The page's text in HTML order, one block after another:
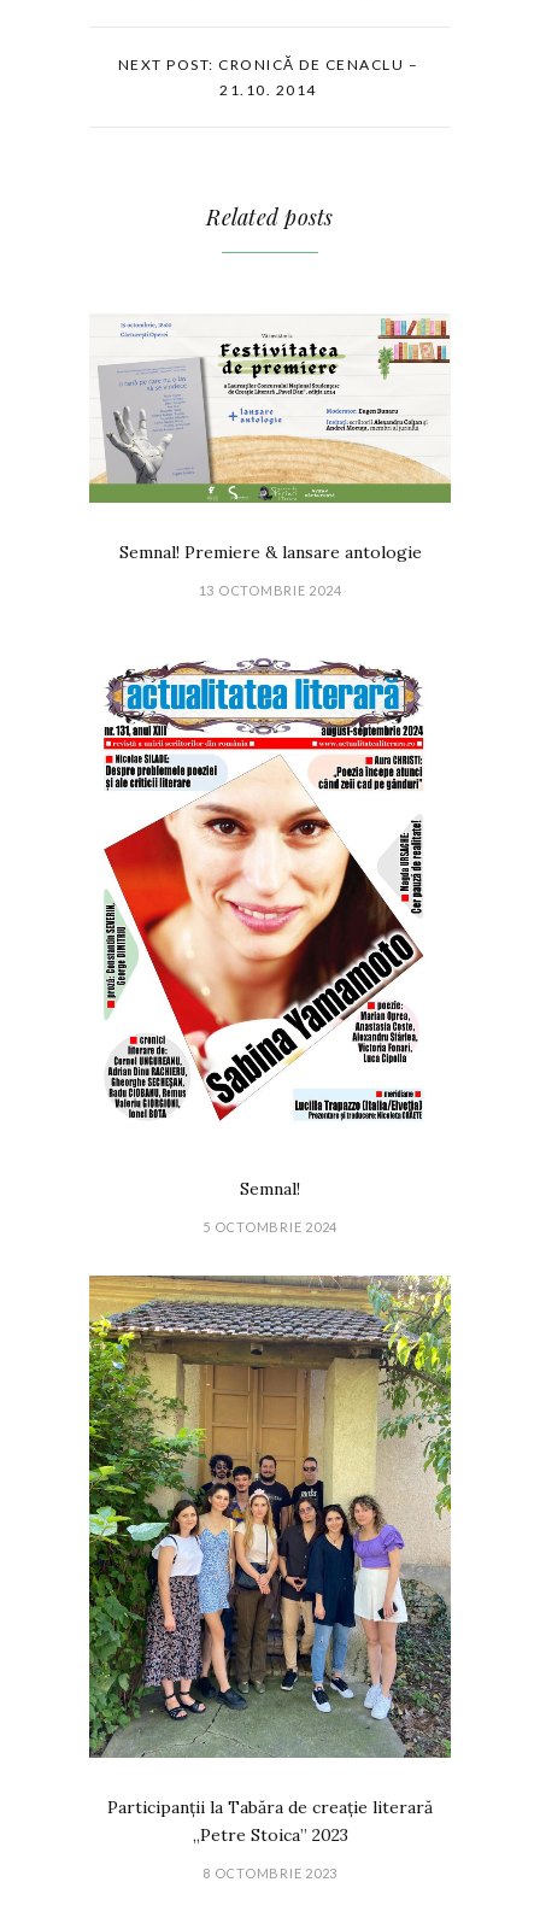
NEXT POST: CRONICĂ DE CENACLU –
21.10. 2014
Related posts
Semnal! Premiere & lansare antologie
13 OCTOMBRIE 2024
Semnal!
5 OCTOMBRIE 2024
Participanții la Tabăra de creație literară
„Petre Stoica” 2023
8 OCTOMBRIE 2023